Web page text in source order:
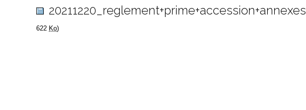
20211220_reglement+prime+accession+annexes
622 Ko)